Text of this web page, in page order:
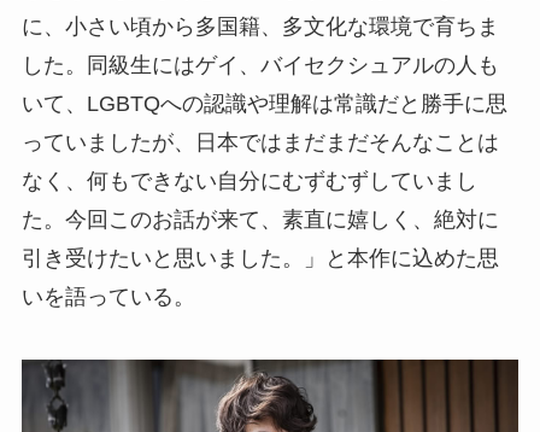
に、小さい頃から多国籍、多文化な環境で育ちま
した。同級生にはゲイ、バイセクシュアルの人も
いて、LGBTQへの認識や理解は常識だと勝手に思
っていましたが、日本ではまだまだそんなことは
なく、何もできない自分にむずむずしていまし
た。今回このお話が来て、素直に嬉しく、絶対に
引き受けたいと思いました。」と本作に込めた思
いを語っている。